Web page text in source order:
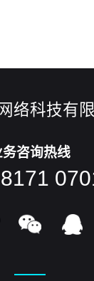
络科技有
务咨询热线